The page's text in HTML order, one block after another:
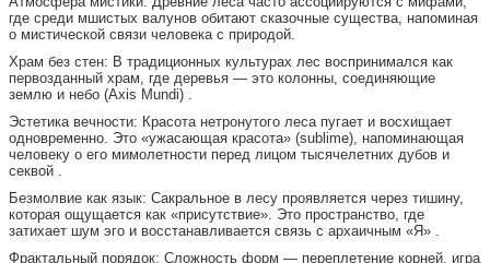
где среди мшистых валунов обитают сказочные существа, напоминая
о мистической связи человека с природой.
Храм без стен: В традиционных культурах лес воспринимался как
первозданный храм, где деревья — это колонны, соединяющие
землю и небо (Axis Mundi) .
Эстетика вечности: Красота нетронутого леса пугает и восхищает
одновременно. Это «ужасающая красота» (sublime), напоминающая
человеку о его мимолетности перед лицом тысячелетних дубов и
секвой .
Безмолвие как язык: Сакральное в лесу проявляется через тишину,
которая ощущается как «присутствие». Это пространство, где
затихает шум эго и восстанавливается связь с архаичным «Я» .
Фрактальный порядок: Сложность форм — переплетение корней, игра